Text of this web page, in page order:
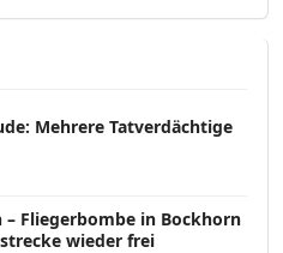
Mehrere Tatverdächtige
Fliegerbombe in Bockhorn
wieder frei